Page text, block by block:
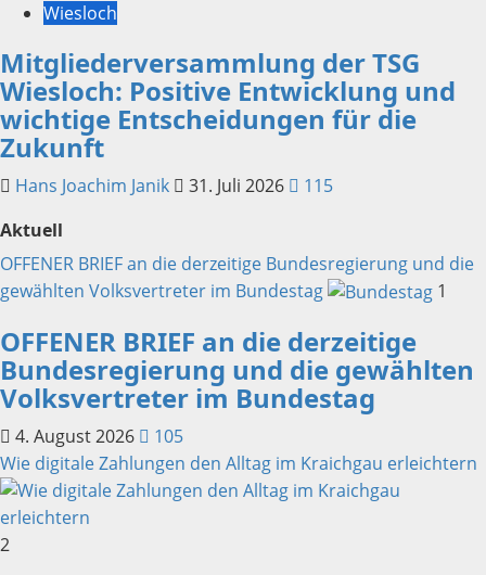
Wiesloch
Mitgliederversammlung der TSG
Wiesloch: Positive Entwicklung und
wichtige Entscheidungen für die
Zukunft
Hans Joachim Janik 31. Juli 2026
115
Aktuell
OFFENER BRIEF an die derzeitige Bundesregierung und die
gewählten Volksvertreter im Bundestag
1
OFFENER BRIEF an die derzeitige
Bundesregierung und die gewählten
Volksvertreter im Bundestag
4. August 2026
105
Wie digitale Zahlungen den Alltag im Kraichgau erleichtern
2